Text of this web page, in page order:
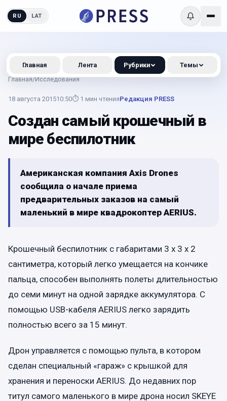
RU LAT
Главная/Исследования
18 августа 201510:50⏱ 1 мин чтенияРедакция PRESS
Создан самый крошечный в
мире беспилотник
Американская компания Axis Drones
сообщила о начале приема
предварительных заказов на самый
маленький в мире квадрокоптер AERIUS.
Крошечный беспилотник с габаритами 3 х 3 х 2
сантиметра, который легко умещается на кончике
пальца, способен выполнять полеты длительностью
до семи минут на одной зарядке аккумулятора. С
помощью USB-кабеля AERIUS легко зарядить
полностью всего за 15 минут.
Дрон управляется с помощью пульта, в котором
сделан специальный «гараж» с крышкой для
хранения и переноски AERIUS. До недавних пор
титул самого маленького в мире дрона носил SKEYE
Главная Лента Рубрики Темы